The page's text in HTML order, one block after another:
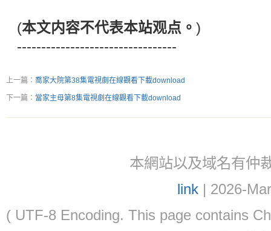
(本文内容不代表本站观点。 )
---------------------------------
上一篇： 喬家大院第38集電視劇在線觀看下載download
下一篇： 當家主母第8集電視劇在線觀看下載download
本網站以及域名有仲
link| 2026-
( UTF-8 Encoding. This page contains